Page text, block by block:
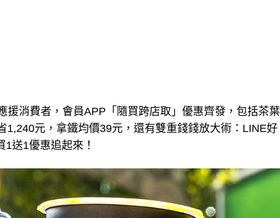
援消費者，會員APP「隨買跨店取」優惠齊發，包括茶葉
1,240元，拿鐵均價39元，還有雙重錢錢放大術：LINE好
送1優惠追起來！